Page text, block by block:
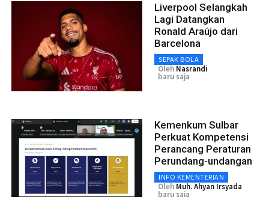
Liverpool Selangkah
Lagi Datangkan
Ronald Araújo dari
Barcelona
SEPAK BOLA
Oleh Nasrandi
baru saja
Kemenkum Sulbar
Perkuat Kompetensi
Perancang Peraturan
Perundang-undangan
INFO KEMENTERIAN
Oleh Muh. Ahyan Irsyada
baru saja